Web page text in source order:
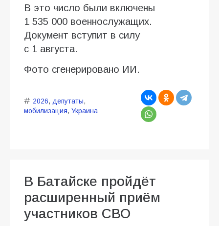
В это число были включены
1 535 000 военнослужащих.
Документ вступит в силу
с 1 августа.
Фото сгенерировано ИИ.
2026, депутаты,
мобилизация, Украина
В Батайске пройдёт
расширенный приём
участников СВО